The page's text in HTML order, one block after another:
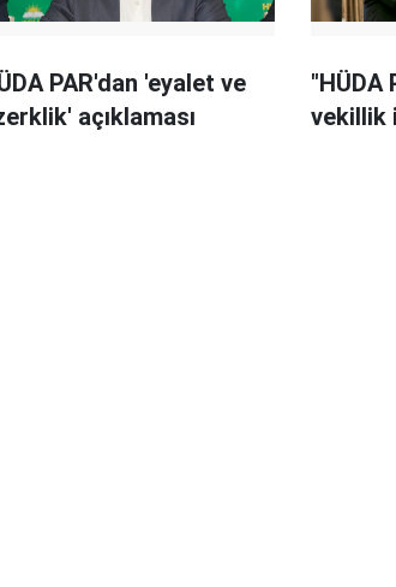
PAR'dan 'eyalet ve
açıklaması
"HÜDA
vekillik